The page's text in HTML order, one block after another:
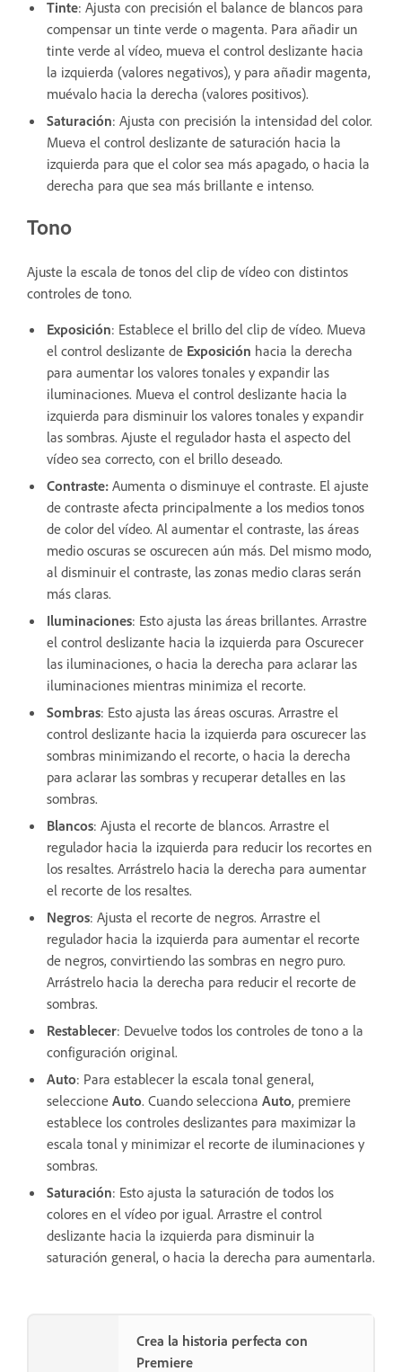
Tinte: Ajusta con precisión el balance de blancos para
compensar un tinte verde o magenta. Para añadir un
tinte verde al vídeo, mueva el control deslizante hacia
la izquierda (valores negativos), y para añadir magenta,
muévalo hacia la derecha (valores positivos).
Saturación: Ajusta con precisión la intensidad del color.
Mueva el control deslizante de saturación hacia la
izquierda para que el color sea más apagado, o hacia la
derecha para que sea más brillante e intenso.
Tono
Ajuste la escala de tonos del clip de vídeo con distintos
controles de tono.
Exposición: Establece el brillo del clip de vídeo. Mueva
el control deslizante de Exposición hacia la derecha
para aumentar los valores tonales y expandir las
iluminaciones. Mueva el control deslizante hacia la
izquierda para disminuir los valores tonales y expandir
las sombras. Ajuste el regulador hasta el aspecto del
vídeo sea correcto, con el brillo deseado.
Contraste: Aumenta o disminuye el contraste. El ajuste
de contraste afecta principalmente a los medios tonos
de color del vídeo. Al aumentar el contraste, las áreas
medio oscuras se oscurecen aún más. Del mismo modo,
al disminuir el contraste, las zonas medio claras serán
más claras.
Iluminaciones: Esto ajusta las áreas brillantes. Arrastre
el control deslizante hacia la izquierda para Oscurecer
las iluminaciones, o hacia la derecha para aclarar las
iluminaciones mientras minimiza el recorte.
Sombras: Esto ajusta las áreas oscuras. Arrastre el
control deslizante hacia la izquierda para oscurecer las
sombras minimizando el recorte, o hacia la derecha
para aclarar las sombras y recuperar detalles en las
sombras.
Blancos: Ajusta el recorte de blancos. Arrastre el
regulador hacia la izquierda para reducir los recortes en
los resaltes. Arrástrelo hacia la derecha para aumentar
el recorte de los resaltes.
Negros: Ajusta el recorte de negros. Arrastre el
regulador hacia la izquierda para aumentar el recorte
de negros, convirtiendo las sombras en negro puro.
Arrástrelo hacia la derecha para reducir el recorte de
sombras.
Restablecer: Devuelve todos los controles de tono a la
configuración original.
Auto: Para establecer la escala tonal general,
seleccione Auto. Cuando selecciona Auto, premiere
establece los controles deslizantes para maximizar la
escala tonal y minimizar el recorte de iluminaciones y
sombras.
Saturación: Esto ajusta la saturación de todos los
colores en el vídeo por igual. Arrastre el control
deslizante hacia la izquierda para disminuir la
saturación general, o hacia la derecha para aumentarla.
Crea la historia perfecta con
Premiere